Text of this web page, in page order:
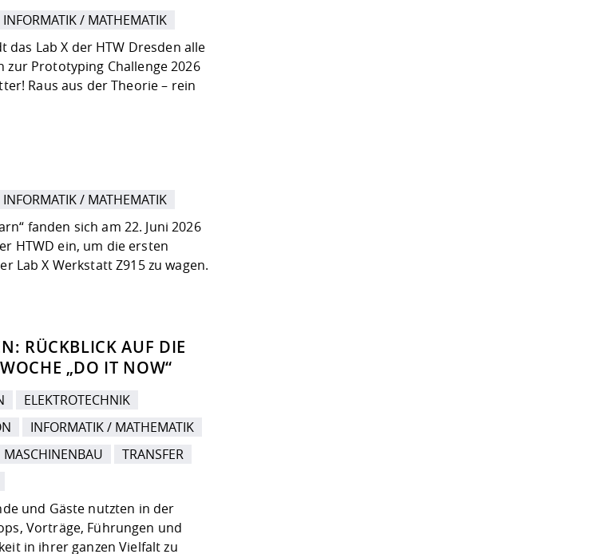
INFORMATIK / MATHEMATIK
das Lab X der HTW Dresden alle
Prototyping Challenge 2026
Raus aus der Theorie – rein
INFORMATIK / MATHEMATIK
fanden sich am 22. Juni 2026
HTWD ein, um die ersten
Lab X Werkstatt Z915 zu wagen.
RÜCKBLICK AUF DIE
„DO IT NOW“
ELEKTROTECHNIK
INFORMATIK / MATHEMATIK
MASCHINENBAU
TRANSFER
und Gäste nutzten in der
Vorträge, Führungen und
in ihrer ganzen Vielfalt zu